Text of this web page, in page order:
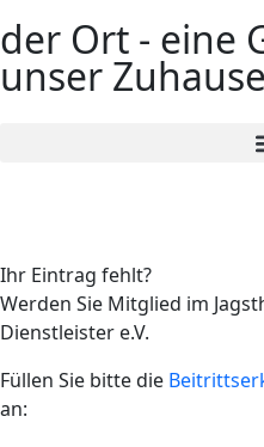
der Ort - eine
unser Zuhause
Ihr Eintrag fehlt?
Werden Sie Mitglied im
Dienstleister e.V.
Füllen Sie bitte die
an: